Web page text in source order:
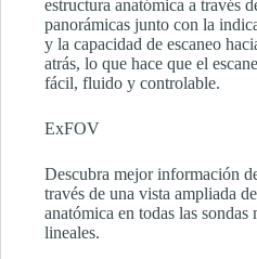
estructura anatómica a través
panorámicas junto con la
y la capacidad de escaneo
atrás, lo que hace que el
fácil, fluido y controlable.
ExFOV
Descubra mejor información
través de una vista ampliada
anatómica en todas las
lineales.